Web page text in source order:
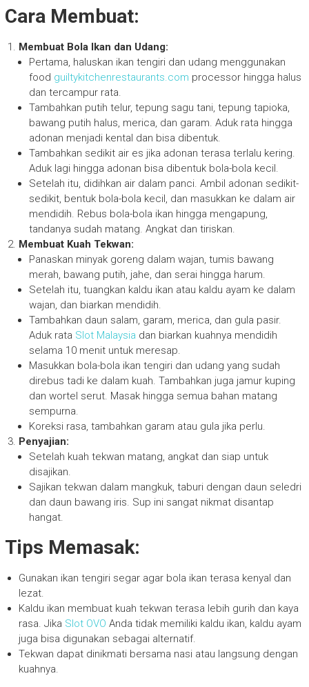
Cara Membuat:
Membuat Bola Ikan dan Udang:
Pertama, haluskan ikan tengiri dan udang menggunakan
food guiltykitchenrestaurants.com processor hingga halus
dan tercampur rata.
Tambahkan putih telur, tepung sagu tani, tepung tapioka,
bawang putih halus, merica, dan garam. Aduk rata hingga
adonan menjadi kental dan bisa dibentuk.
Tambahkan sedikit air es jika adonan terasa terlalu kering.
Aduk lagi hingga adonan bisa dibentuk bola-bola kecil.
Setelah itu, didihkan air dalam panci. Ambil adonan sedikit-
sedikit, bentuk bola-bola kecil, dan masukkan ke dalam air
mendidih. Rebus bola-bola ikan hingga mengapung,
tandanya sudah matang. Angkat dan tiriskan.
Membuat Kuah Tekwan:
Panaskan minyak goreng dalam wajan, tumis bawang
merah, bawang putih, jahe, dan serai hingga harum.
Setelah itu, tuangkan kaldu ikan atau kaldu ayam ke dalam
wajan, dan biarkan mendidih.
Tambahkan daun salam, garam, merica, dan gula pasir.
Aduk rata Slot Malaysia dan biarkan kuahnya mendidih
selama 10 menit untuk meresap.
Masukkan bola-bola ikan tengiri dan udang yang sudah
direbus tadi ke dalam kuah. Tambahkan juga jamur kuping
dan wortel serut. Masak hingga semua bahan matang
sempurna.
Koreksi rasa, tambahkan garam atau gula jika perlu.
Penyajian:
Setelah kuah tekwan matang, angkat dan siap untuk
disajikan.
Sajikan tekwan dalam mangkuk, taburi dengan daun seledri
dan daun bawang iris. Sup ini sangat nikmat disantap
hangat.
Tips Memasak:
Gunakan ikan tengiri segar agar bola ikan terasa kenyal dan
lezat.
Kaldu ikan membuat kuah tekwan terasa lebih gurih dan kaya
rasa. Jika Slot OVO Anda tidak memiliki kaldu ikan, kaldu ayam
juga bisa digunakan sebagai alternatif.
Tekwan dapat dinikmati bersama nasi atau langsung dengan
kuahnya.